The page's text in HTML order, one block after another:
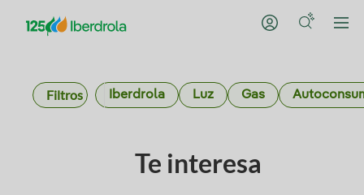
Filtros Iberdrola Luz Gas
Te interesa